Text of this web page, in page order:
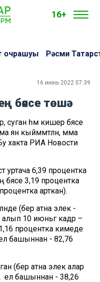
16+
очрашуы Рәсми
16 июнь 2022 07:39
бәясе төшә
суган һәм кишер бәясе
янә кыйммәтләнә, әмма
хакта РИА Новости
уртача 6,39 процентка
бәясе 3,19 процентка
арткан).
(бер атна элек -
10 июньгә кадәр –
1,16 процентка кимеде
башыннан - 82,76
(бер атна элек алар
ә ел башыннан - 38,26